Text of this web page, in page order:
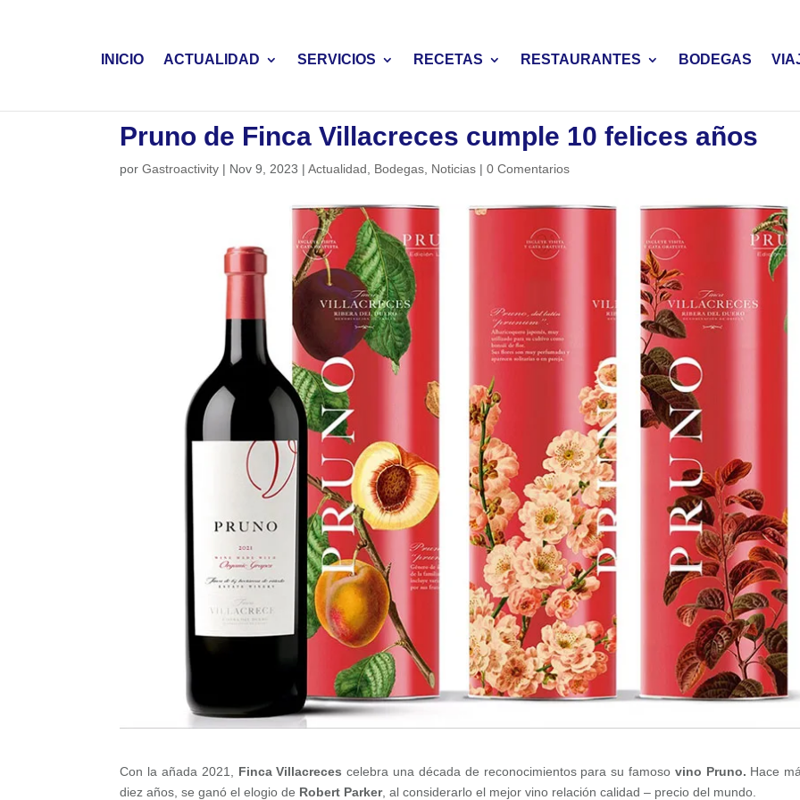
INICIO ACTUALIDAD SERVICIOS RECETAS RESTAURANTES BODEGAS
Pruno de Finca Villacreces cumple 10 felices años
porGastroactivity | Nov 9, 2023 |Actualidad Bodegas Noticias |0 Comentarios
Con la añada 2021, Finca Villacreces celebra una década de reconocimientos para su famoso vino Pruno. Hace
diez años, se ganó el elogio de Robert Parker, al considerarlo el mejor vino relación calidad – precio del mundo.